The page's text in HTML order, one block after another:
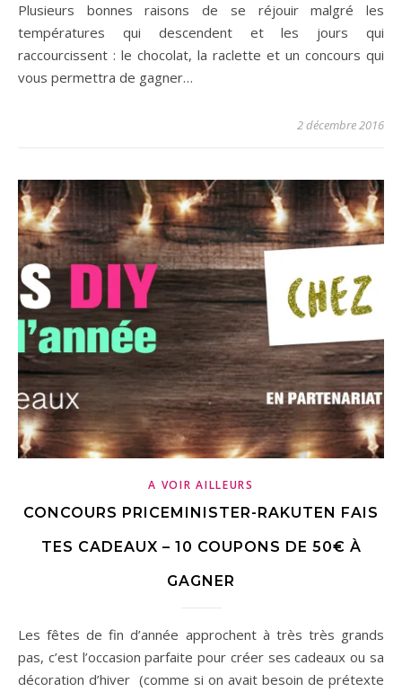
Plusieurs bonnes raisons de se réjouir malgré les
températures qui descendent et les jours qui
raccourcissent : le chocolat, la raclette et un concours qui
vous permettra de gagner…
2 décembre 2016
A VOIR AILLEURS
CONCOURS PRICEMINISTER-RAKUTEN FAIS
TES CADEAUX – 10 COUPONS DE 50€ À
GAGNER
Les fêtes de fin d’année approchent à très très grands
pas, c’est l’occasion parfaite pour créer ses cadeaux ou sa
décoration d’hiver (comme si on avait besoin de prétexte